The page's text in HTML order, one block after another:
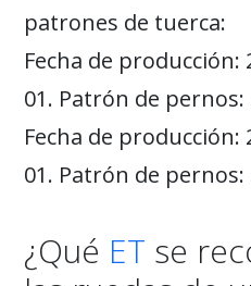
patrones de tuerca:
Fecha de producción:
01. Patrón de pernos:
Fecha de producción:
01. Patrón de pernos:
¿Qué ET se